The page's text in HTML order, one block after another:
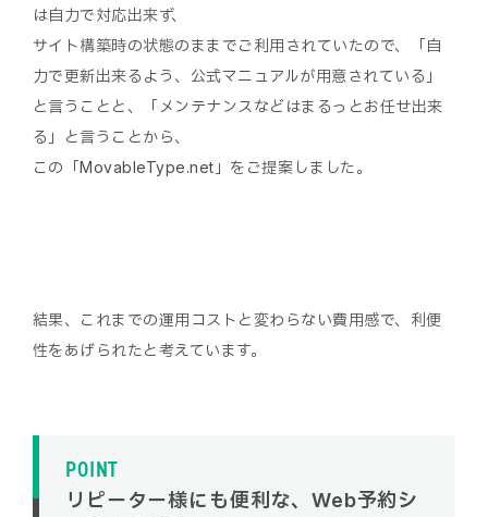
は自力で対応出来ず、
サイト構築時の状態のままでご利用されていたので、「自
力で更新出来るよう、公式マニュアルが用意されている」
と言うことと、「メンテナンスなどはまるっとお任せ出来
る」と言うことから、
結果、これまでの運用コストと変わらない費用感で、利便
POINT
リピーター様にも便利な、Web予約シ